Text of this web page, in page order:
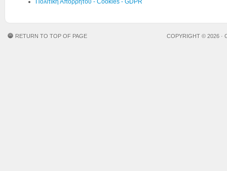
Πολιτική Απορρήτου - Cookies - GDPR
RETURN TO TOP OF PAGE COPYRIGHT © 2026 ·